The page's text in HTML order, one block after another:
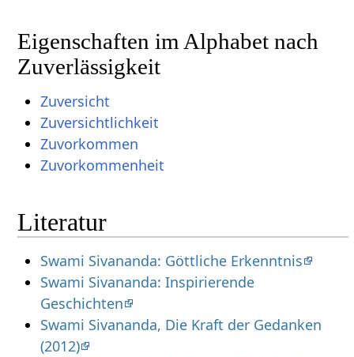
Eigenschaften im Alphabet nach
Zuverlässigkeit
Zuversicht
Zuversichtlichkeit
Zuvorkommen
Zuvorkommenheit
Literatur
Swami Sivananda: Göttliche Erkenntnis
Swami Sivananda: Inspirierende
Geschichten
Swami Sivananda, Die Kraft der Gedanken
(2012)